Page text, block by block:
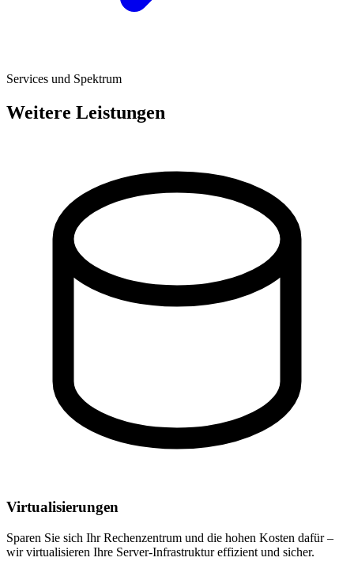
Services und Spektrum
Weitere Leistungen
Virtualisierungen
Sparen Sie sich Ihr Rechenzentrum und die hohen Kosten dafür –
wir virtualisieren Ihre Server-Infrastruktur effizient und sicher.